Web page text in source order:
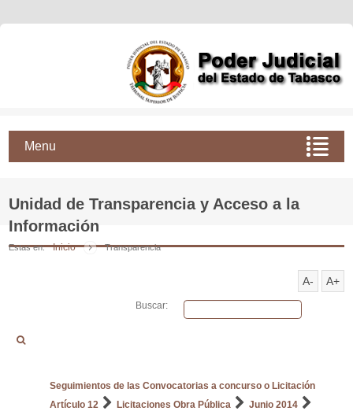
Menu
Unidad de Transparencia y Acceso a la
Información
Estas en: Inicio Transparencia
A- A+
Buscar:
Seguimientos de las Convocatorias a concurso o Licitación
Artículo 12
Licitaciones Obra Pública Junio 2014